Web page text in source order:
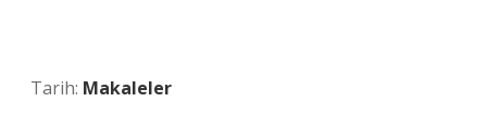
Tarih: Makaleler